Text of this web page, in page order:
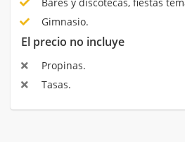
Gimnasio.
El precio no incluye
Propinas.
Tasas.